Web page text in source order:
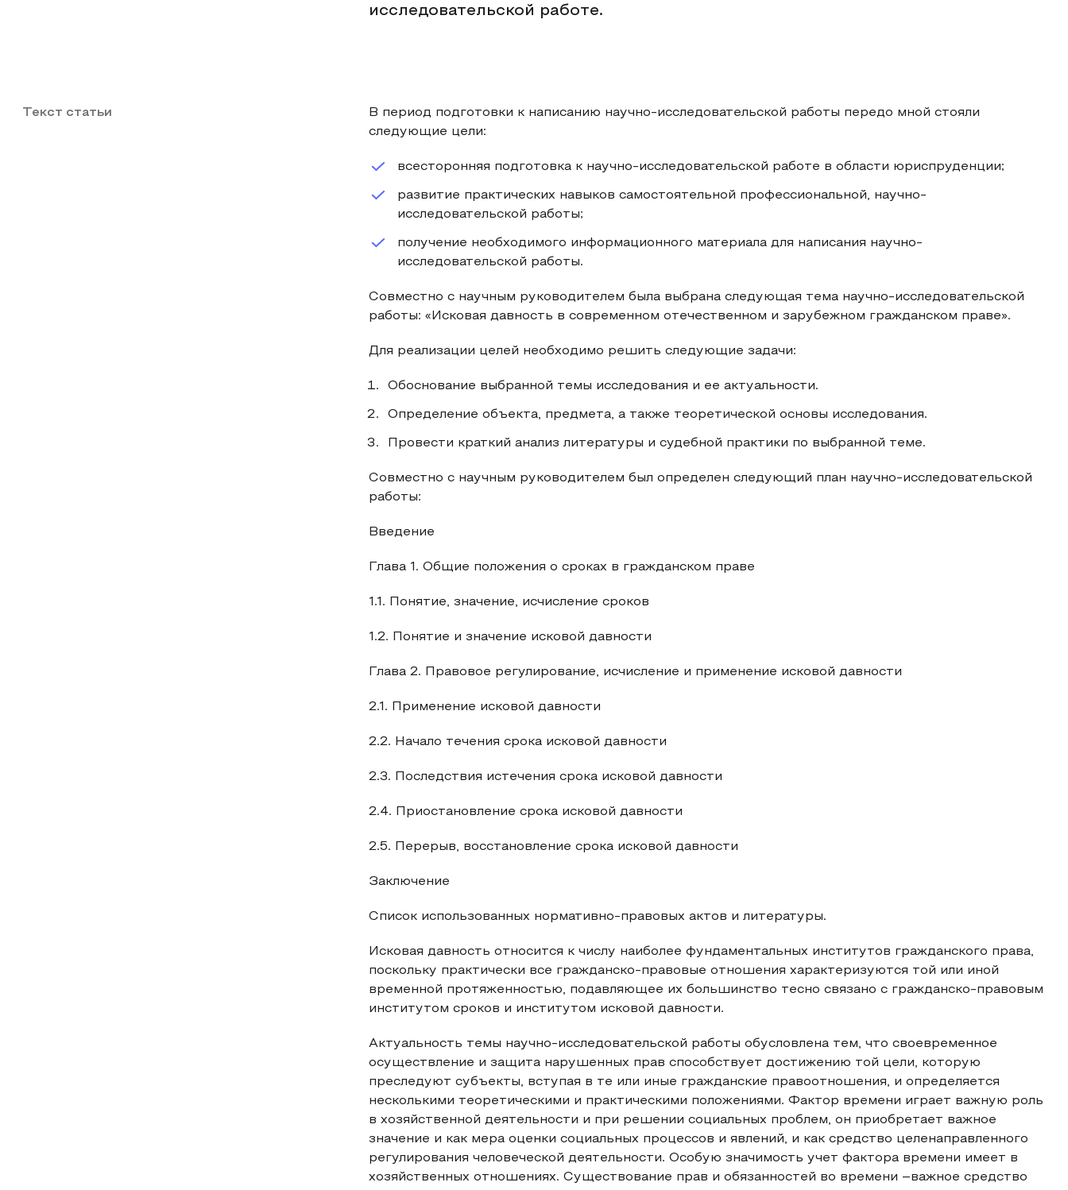
исследовательской работе.
Текст статьи
В период подготовки к написанию научно-исследовательской работы передо мной стояли
следующие цели:
всесторонняя подготовка к научно-исследовательской работе в области юриспруденции;
развитие практических навыков самостоятельной профессиональной, научно-
исследовательской работы;
получение необходимого информационного материала для написания научно-
исследовательской работы.
Совместно с научным руководителем была выбрана следующая тема научно-исследовательской
работы: «Исковая давность в современном отечественном и зарубежном гражданском праве».
Для реализации целей необходимо решить следующие задачи:
Обоснование выбранной темы исследования и ее актуальности.
Определение объекта, предмета, а также теоретической основы исследования.
Провести краткий анализ литературы и судебной практики по выбранной теме.
Совместно с научным руководителем был определен следующий план научно-исследовательской
работы:
Введение
Глава 1. Общие положения о сроках в гражданском праве
1.1. Понятие, значение, исчисление сроков
1.2. Понятие и значение исковой давности
Глава 2. Правовое регулирование, исчисление и применение исковой давности
2.1. Применение исковой давности
2.2. Начало течения срока исковой давности
2.3. Последствия истечения срока исковой давности
2.4. Приостановление срока исковой давности
2.5. Перерыв, восстановление срока исковой давности
Заключение
Список использованных нормативно-правовых актов и литературы.
Исковая давность относится к числу наиболее фундаментальных институтов гражданского права,
поскольку практически все гражданско-правовые отношения характеризуются той или иной
временной протяженностью, подавляющее их большинство тесно связано с гражданско-правовым
институтом сроков и институтом исковой давности.
Актуальность темы научно-исследовательской работы обусловлена тем, что своевременное
осуществление и защита нарушенных прав способствует достижению той цели, которую
преследуют субъекты, вступая в те или иные гражданские правоотношения, и определяется
несколькими теоретическими и практическими положениями. Фактор времени играет важную роль
в хозяйственной деятельности и при решении социальных проблем, он приобретает важное
значение и как мера оценки социальных процессов и явлений, и как средство целенаправленного
регулирования человеческой деятельности. Особую значимость учет фактора времени имеет в
хозяйственных отношениях. Существование прав и обязанностей во времени –важное средство